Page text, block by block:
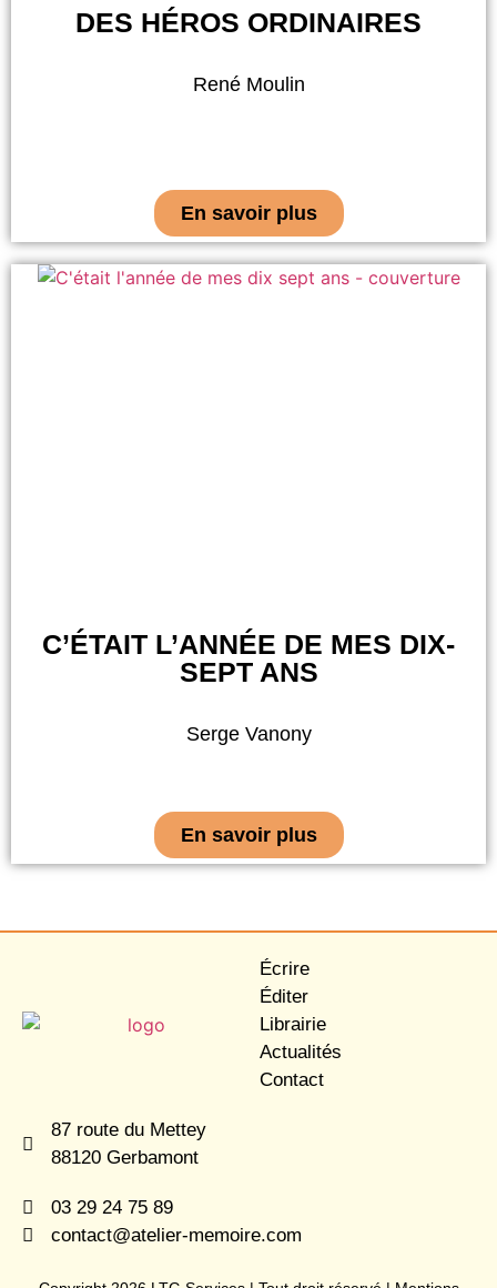
DES HÉROS ORDINAIRES
René Moulin
En savoir plus
C’ÉTAIT L’ANNÉE DE MES DIX-
SEPT ANS
Serge Vanony
En savoir plus
Écrire
Éditer
Librairie
Actualités
Contact
87 route du Mettey
88120 Gerbamont
03 29 24 75 89
contact@atelier-memoire.com